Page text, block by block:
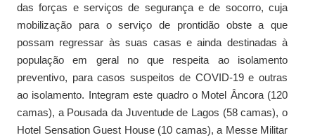
das forças e serviços de segurança e de socorro, cuja
mobilização para o serviço de prontidão obste a que
possam regressar às suas casas e ainda destinadas à
população em geral no que respeita ao isolamento
preventivo, para casos suspeitos de COVID-19 e outras
ao isolamento. Integram este quadro o Motel Âncora (120
camas), a Pousada da Juventude de Lagos (58 camas), o
Hotel Sensation Guest House (10 camas), a Messe Militar